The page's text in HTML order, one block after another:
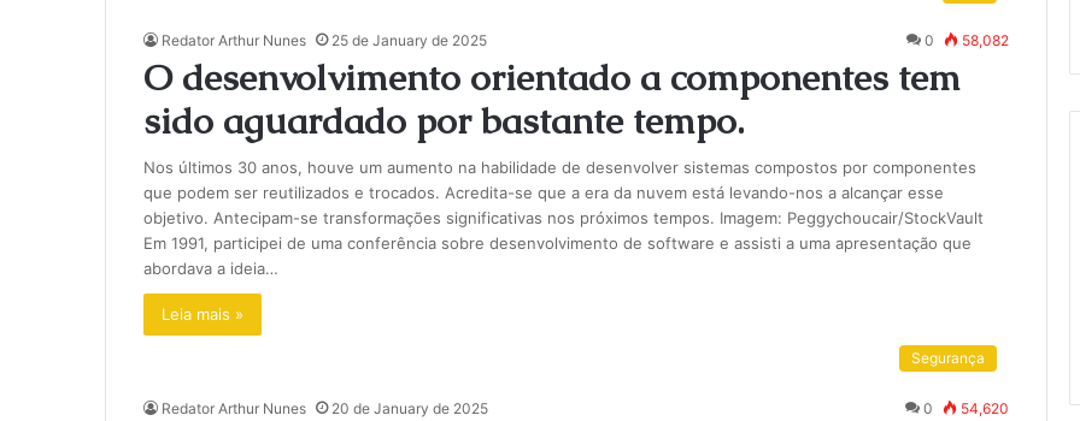
Redator Arthur Nunes 25 de January de 2025 0 58,082
O desenvolvimento orientado a componentes tem
sido aguardado por bastante tempo.
Nos últimos 30 anos, houve um aumento na habilidade de desenvolver sistemas compostos por componentes
que podem ser reutilizados e trocados. Acredita-se que a era da nuvem está levando-nos a alcançar esse
objetivo. Antecipam-se transformações significativas nos próximos tempos. Imagem: Peggychoucair/StockVault
Em 1991, participei de uma conferência sobre desenvolvimento de software e assisti a uma apresentação que
abordava a ideia…
Leia mais »
Segurança
Redator Arthur Nunes 20 de January de 2025 0 54,620